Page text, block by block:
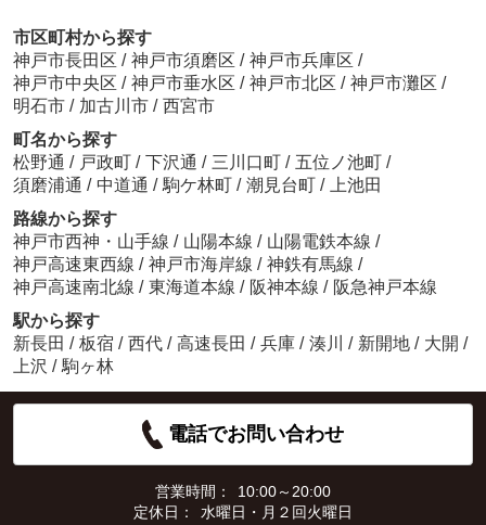
市区町村から探す
神戸市長田区 / 神戸市須磨区 / 神戸市兵庫区 /
神戸市中央区 / 神戸市垂水区 / 神戸市北区 / 神戸市灘区 /
明石市 / 加古川市 / 西宮市
町名から探す
松野通 / 戸政町 / 下沢通 / 三川口町 / 五位ノ池町 /
須磨浦通 / 中道通 / 駒ケ林町 / 潮見台町 /
上池田
路線から探す
神戸市西神・山手線 / 山陽本線 / 山陽電鉄本線 /
神戸高速東西線 / 神戸市海岸線 / 神鉄有馬線 /
神戸高速南北線 / 東海道本線 / 阪神本線 / 阪急神戸本線
駅から探す
新長田 / 板宿 / 西代 / 高速長田 / 兵庫 / 湊川 / 新開地 / 大開 /
上沢 / 駒ヶ林
電話でお問い合わせ
営業時間：
10:00～20:00
定休日：
水曜日・月２回火曜日